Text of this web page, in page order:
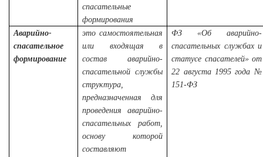
спасательные
формирования
Аварийно-
спасательное
формирование
это самостоятельная
или входящая в
состав аварийно-
спасательной службы
структура,
предназначенная для
проведения аварийно-
спасательных работ,
основу которой
составляют
ФЗ «Об аварийно-
спасательных службах и
статусе спасателей» от
22 августа 1995 года№
151-ФЗ